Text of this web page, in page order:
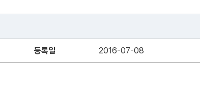
등록일 2016-07-08